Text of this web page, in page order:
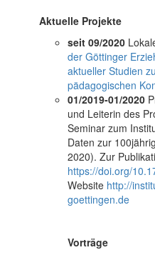
Aktuelle Projekte
seit 09/2020
der Göttinger
aktueller Studien
pädagogischen
01/2019-01/2020
und Leiterin des
Seminar zum
Daten zur
2020). Zur
https://doi.org/
Website http://
goettingen.de
Vorträge